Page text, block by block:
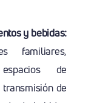
y bebidas:
familiares,
de
de